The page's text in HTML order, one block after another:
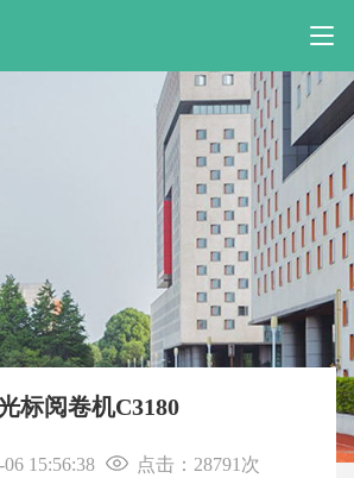
标阅卷机C3180
06 15:56:38 点击：28791次